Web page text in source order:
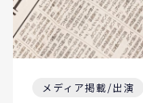
メディア掲載/出演